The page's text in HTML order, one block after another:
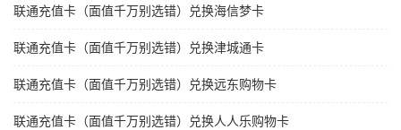
联通充值卡（面值千万别选错）兑换海信梦卡
联通充值卡（面值千万别选错）兑换津城通卡
联通充值卡（面值千万别选错）兑换远东购物卡
联通充值卡（面值千万别选错）兑换人人乐购物卡